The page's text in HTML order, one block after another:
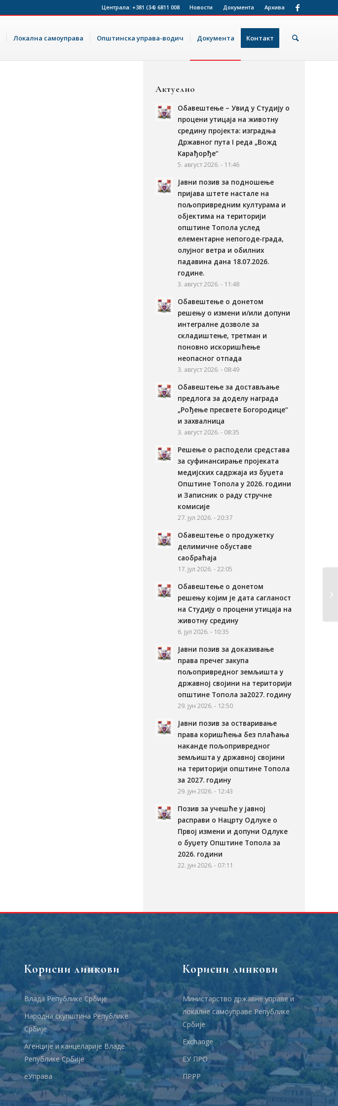
Новости Документа Архива
Централа: +381 (34) 6811 008
Локална самоуправа Општинска управа-водич Документа Контакт
Актуелно
Обавештење – Увид у Студију о
процени утицаја на животну
средину пројекта: изградња
Државног пута I реда „Вожд
Карађорђе“
5. август 2026. - 11:46
Јавни позив за подношење
пријава штете настале на
пољопривредним културама и
објектима на територији
општине Топола услед
елементарне непогоде-града,
олујног ветра и обилних
падавина дана 18.07.2026.
године.
3. август 2026. - 11:48
Обавештење о донетом
решењу о измени и/или допуни
интегралне дозволе за
складиштење, третман и
поновно искоришћење
неопасног отпада
3. август 2026. - 08:49
Обавештење за достављање
предлога за доделу награда
„Рођење пресвете Богородице“
и захвалница
3. август 2026. - 08:35
Решење о расподели средстава
за суфинансирање пројеката
медијских садржаја из буџета
Општине Топола у 2026. години
и Записник о раду стручне
комисије
27. јул 2026. - 20:37
Обавештење о продужетку
делимичне обуставе
саобраћаја
17. јул 2026. - 22:05
Обавештење о донетом
решењу којим је дата сагланост
на Студију о процени утицаја на
животну средину
6. јул 2026. - 10:35
Јавни позив за доказивање
права пречег закупа
пољопривредног земљишта у
државној својини на територији
општине Топола за2027. годину
29. јун 2026. - 12:50
Јавни позив за остваривање
права коришћења без плаћања
наканде пољопривредног
земљишта у државној својини
на територији општине Топола
за 2027. годину
29. јун 2026. - 12:43
Позив за учешће у јавној
расправи о Нацрту Одлуке о
Првој измени и допуни Одлуке
о буџету Општине Топола за
2026. години
22. јун 2026. - 07:11
Корисни линкови
Влада Републике Србије
Народна скупштина Републике
Србије
Агенције и канцеларије Владе
Републике Србије
еУправа
Корисни линкови
Министарство државне управе и
локалне самоуправе Републике
Србије
Еxchange
ЕУ ПРО
ПРРР